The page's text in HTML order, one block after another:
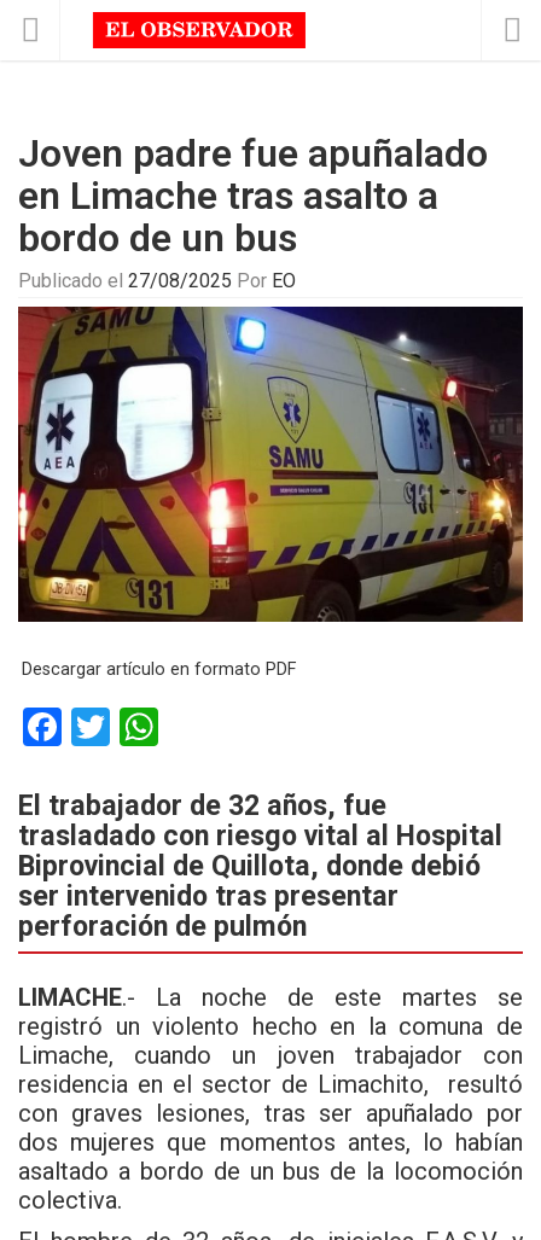
Joven padre fue apuñalado
en Limache tras asalto a
bordo de un bus
Publicado el 27/08/2025 Por EO
Descargar artículo en formato PDF
F
ce
b
o
o
k
T
tt
er
at
s
A
p
p
El trabajador de 32 años, fue
trasladado con riesgo vital al Hospital
Biprovincial de Quillota, donde debió
ser intervenido tras presentar
perforación de pulmón
LIMACHE.- La noche de este martes se
registró un violento hecho en la comuna de
Limache, cuando un joven trabajador con
residencia en el sector de Limachito, resultó
con graves lesiones, tras ser apuñalado por
dos mujeres que momentos antes, lo habían
asaltado a bordo de un bus de la locomoción
colectiva.